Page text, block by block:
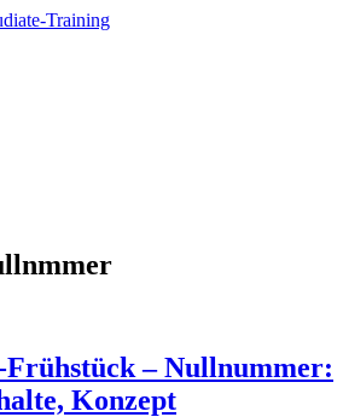
Frühstück – Nullnummer:
Konzept